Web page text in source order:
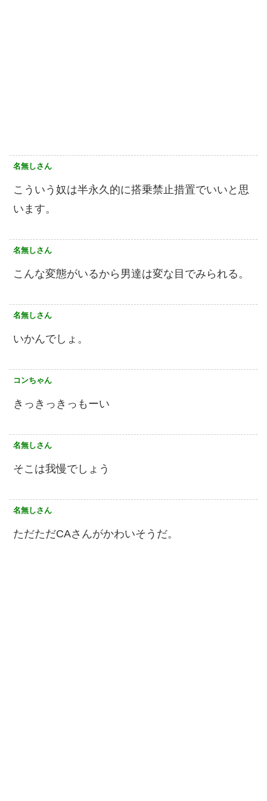
名無しさん
こういう奴は半永久的に搭乗禁止措置でいいと思
います。
名無しさん
こんな変態がいるから男達は変な目でみられる。
名無しさん
いかんでしょ。
コンちゃん
きっきっきっもーい
名無しさん
そこは我慢でしょう
名無しさん
ただただCAさんがかわいそうだ。